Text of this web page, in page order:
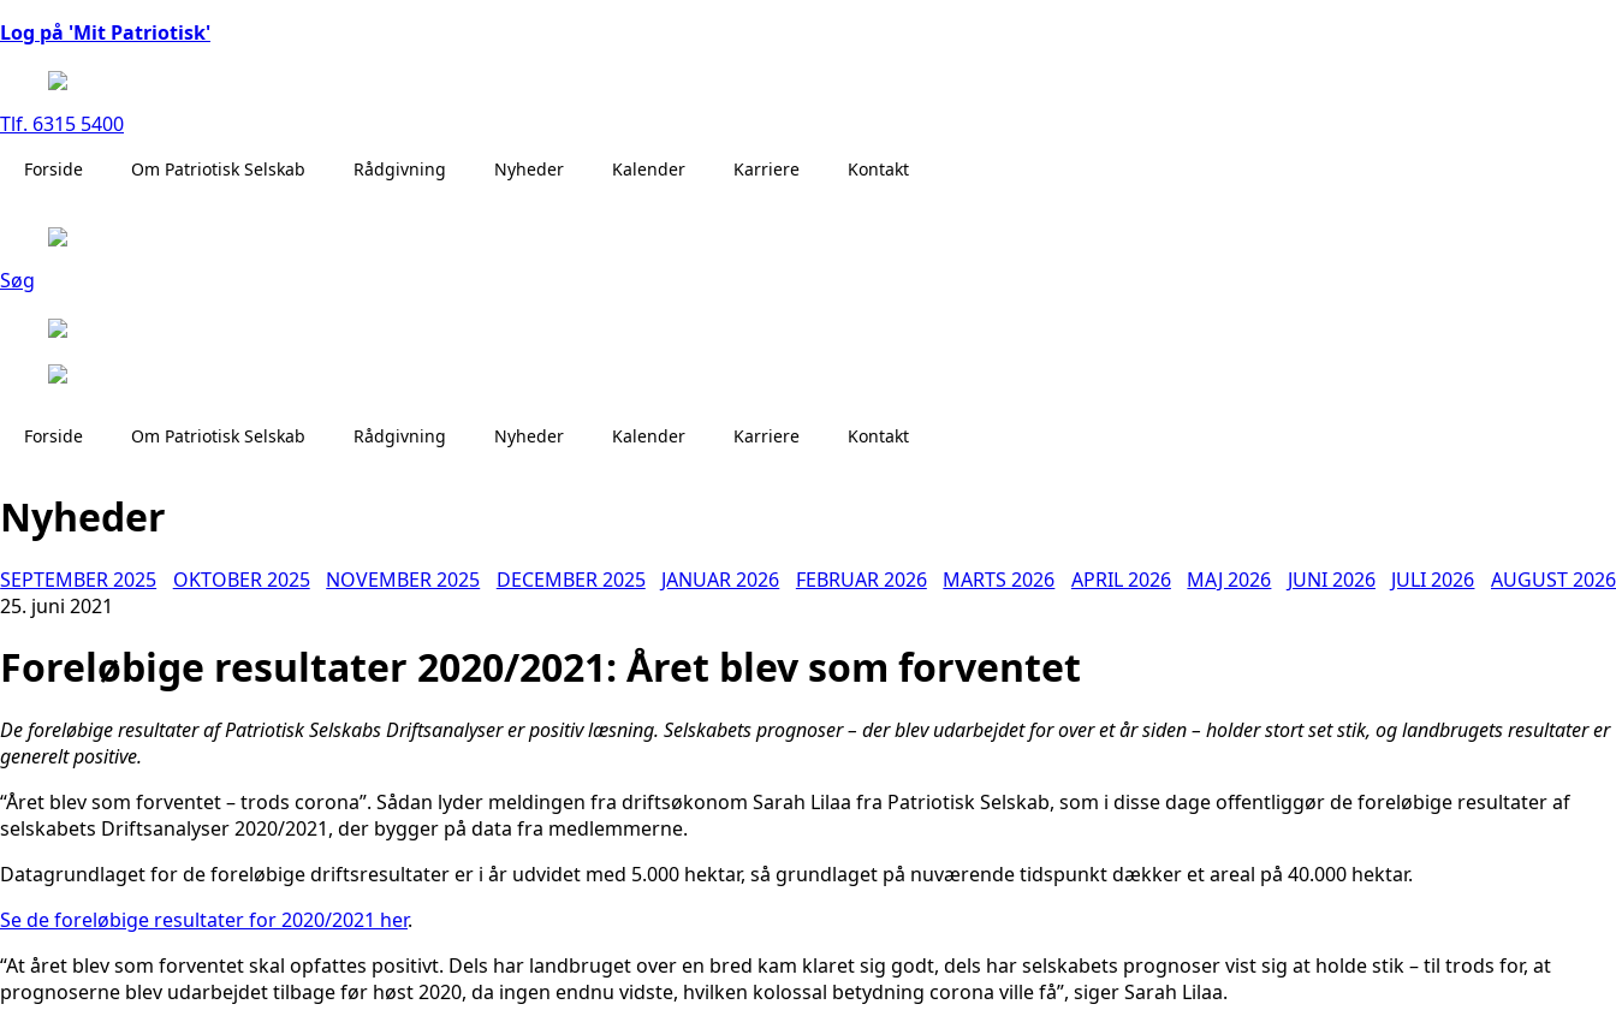
Log på 'Mit Patriotisk'
Tlf. 6315 5400
Forside Om Patriotisk Selskab Rådgivning Nyheder Kalender Karriere Kontakt
Søg
Forside Om Patriotisk Selskab Rådgivning Nyheder Kalender Karriere Kontakt
Nyheder
AUGUST 2026
JULI 2026
JUNI 2026
MAJ 2026
APRIL 2026
MARTS 2026
FEBRUAR 2026
JANUAR 2026
DECEMBER 2025
NOVEMBER 2025
OKTOBER 2025
SEPTEMBER 2025
25. juni 2021
Foreløbige resultater 2020/2021: Året blev som forventet
De foreløbige resultater af Patriotisk Selskabs Driftsanalyser er positiv læsning. Selskabets prognoser – der blev udarbejdet for over et år siden – holder stort set stik, og landbrugets resultater er
generelt positive.
“Året blev som forventet – trods corona”. Sådan lyder meldingen fra driftsøkonom Sarah Lilaa fra Patriotisk Selskab, som i disse dage offentliggør de foreløbige resultater af
selskabets Driftsanalyser 2020/2021, der bygger på data fra medlemmerne.
Datagrundlaget for de foreløbige driftsresultater er i år udvidet med 5.000 hektar, så grundlaget på nuværende tidspunkt dækker et areal på 40.000 hektar.
Se de foreløbige resultater for 2020/2021 her.
“At året blev som forventet skal opfattes positivt. Dels har landbruget over en bred kam klaret sig godt, dels har selskabets prognoser vist sig at holde stik – til trods for, at
prognoserne blev udarbejdet tilbage før høst 2020, da ingen endnu vidste, hvilken kolossal betydning corona ville få”, siger Sarah Lilaa.